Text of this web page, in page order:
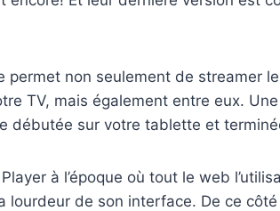
permet non seulement de streamer
TV, mais également entre eux.
débutée sur votre tablette et
à l’époque où tout le web
lourdeur de son interface. De ce